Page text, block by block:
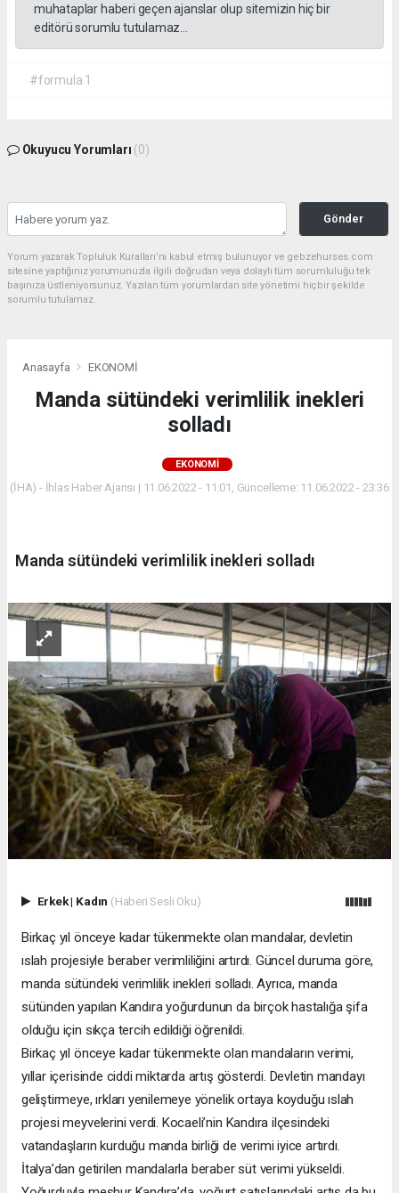
muhataplar haberi geçen ajanslar olup sitemizin hiç bir
editörü sorumlu tutulamaz...
#formula 1
Okuyucu Yorumları (0)
Gönder
Yorum yazarak Topluluk Kuralları’nı kabul etmiş bulunuyor ve gebzehurses.com
sitesine yaptığınız yorumunuzla ilgili doğrudan veya dolaylı tüm sorumluluğu tek
başınıza üstleniyorsunuz. Yazılan tüm yorumlardan site yönetimi hiçbir şekilde
sorumlu tutulamaz.
Anasayfa EKONOMİ
Manda sütündeki verimlilik inekleri
solladı
EKONOMİ
(İHA) - İhlas Haber Ajansı | 11.06.2022 - 11:01, Güncelleme: 11.06.2022 - 23:36
Manda sütündeki verimlilik inekleri solladı
Erkek| Kadın (Haberi Sesli Oku)
Birkaç yıl önceye kadar tükenmekte olan mandalar, devletin
ıslah projesiyle beraber verimliliğini artırdı. Güncel duruma göre,
manda sütündeki verimlilik inekleri solladı. Ayrıca, manda
sütünden yapılan Kandıra yoğurdunun da birçok hastalığa şifa
olduğu için sıkça tercih edildiği öğrenildi.
Birkaç yıl önceye kadar tükenmekte olan mandaların verimi,
yıllar içerisinde ciddi miktarda artış gösterdi. Devletin mandayı
geliştirmeye, ırkları yenilemeye yönelik ortaya koyduğu ıslah
projesi meyvelerini verdi. Kocaeli’nin Kandıra ilçesindeki
vatandaşların kurduğu manda birliği de verimi iyice artırdı.
İtalya’dan getirilen mandalarla beraber süt verimi yükseldi.